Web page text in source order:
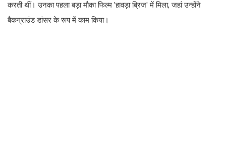
करती थीं। उनका पहला बड़ा मौका फिल्म 'हावड़ा ब्रिज' में मिला, जहां उन्होंने
बैकग्राउंड डांसर के रूप में काम किया।